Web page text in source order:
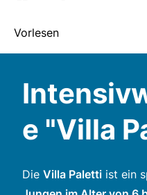
Vorlesen
e "Villa
Die Villa Paletti ist ein